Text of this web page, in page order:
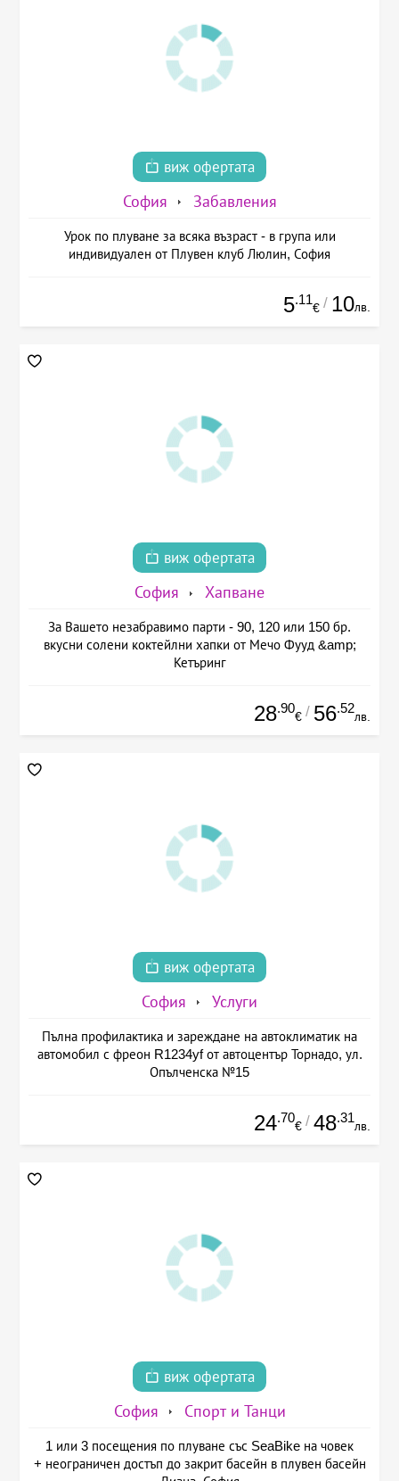
виж офертата
София Забавления
Урок по плуване за всяка възраст - в група или
индивидуален от Плувен клуб Люлин, София
5.11
€ / 10лв.
виж офертата
София Хапване
За Вашето незабравимо парти - 90, 120 или 150 бр.
вкусни солени коктейлни хапки от Мечо Фууд &amp;
Кетъринг
28.90
€ / 56.52
лв.
виж офертата
София Услуги
Пълна профилактика и зареждане на автоклиматик на
автомобил с фреон R1234yf от автоцентър Торнадо, ул.
Опълченска №15
24.70
€ / 48.31
лв.
виж офертата
София Спорт и Танци
1 или 3 посещения по плуване със SeaBike на човек
+ неограничен достъп до закрит басейн в плувен басейн